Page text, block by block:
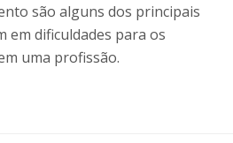
são alguns dos principais
em dificuldades para os
uma profissão.